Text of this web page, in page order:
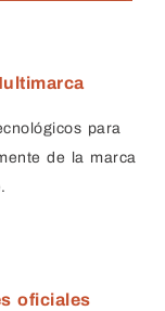
para
de la marca
oficiales